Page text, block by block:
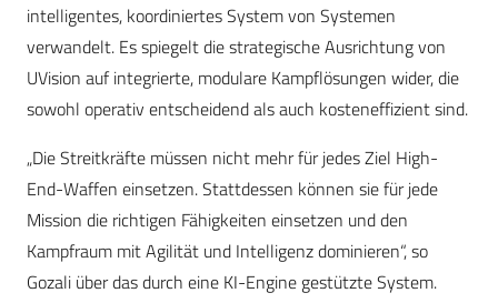
intelligentes, koordiniertes System von Systemen
verwandelt. Es spiegelt die strategische Ausrichtung von
UVision auf integrierte, modulare Kampflösungen wider, die
sowohl operativ entscheidend als auch kosteneffizient sind.
„Die Streitkräfte müssen nicht mehr für jedes Ziel High-
End-Waffen einsetzen. Stattdessen können sie für jede
Mission die richtigen Fähigkeiten einsetzen und den
Kampfraum mit Agilität und Intelligenz dominieren“, so
Gozali über das durch eine KI-Engine gestützte System.